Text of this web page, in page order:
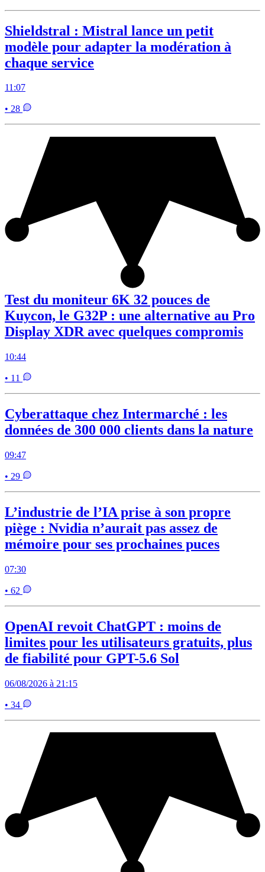
Shieldstral : Mistral lance un petit
modèle pour adapter la modération à
chaque service
11:07
• 28
Test du moniteur 6K 32 pouces de
Kuycon, le G32P : une alternative au Pro
Display XDR avec quelques compromis
10:44
• 11
Cyberattaque chez Intermarché : les
données de 300 000 clients dans la nature
09:47
• 29
L’industrie de l’IA prise à son propre
piège : Nvidia n’aurait pas assez de
mémoire pour ses prochaines puces
07:30
• 62
OpenAI revoit ChatGPT : moins de
limites pour les utilisateurs gratuits, plus
de fiabilité pour GPT-5.6 Sol
06/08/2026 à 21:15
• 34